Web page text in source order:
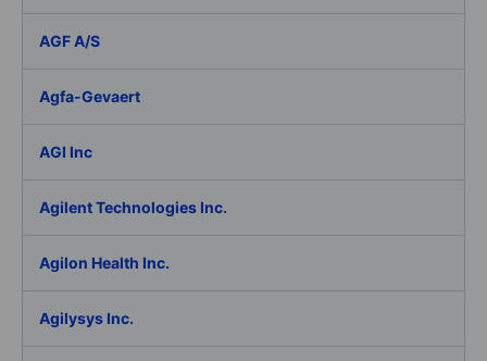
AGF A/S
Agfa-Gevaert
AGI Inc
Agilent Technologies Inc.
Agilon Health Inc.
Agilysys Inc.